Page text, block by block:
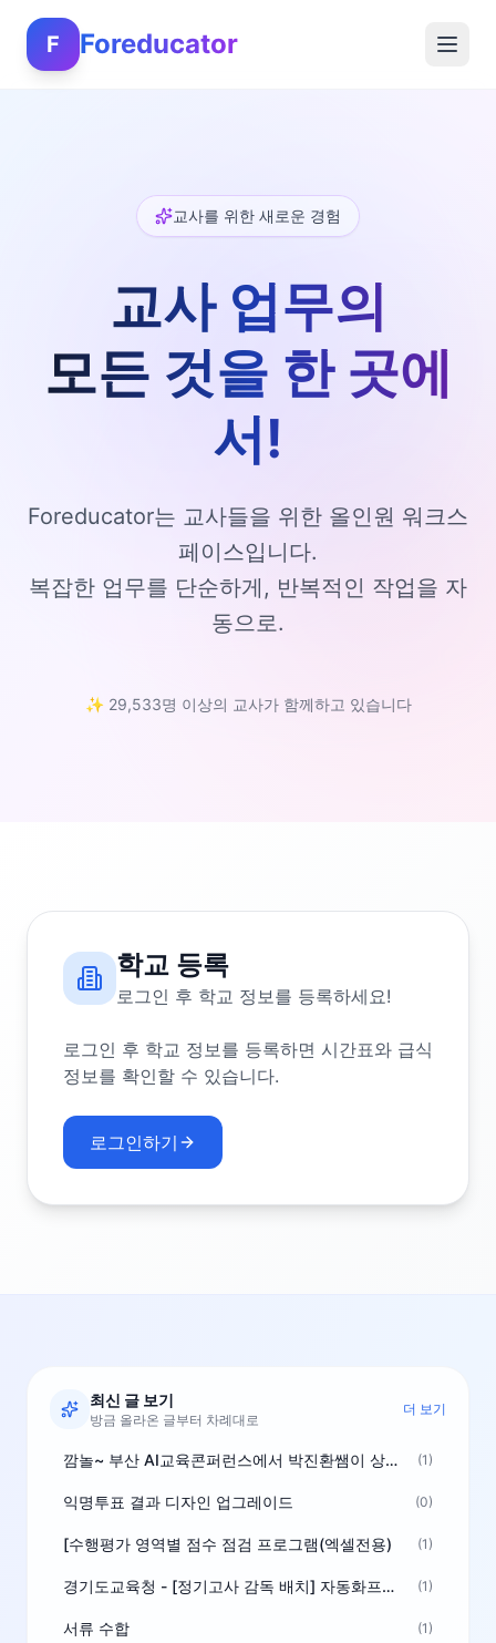
F Foreducator
교사를 위한 새로운 경험
교사 업무의
모든 것을 한 곳에
서!
Foreducator는 교사들을 위한 올인원 워크스
페이스입니다.
복잡한 업무를 단순하게, 반복적인 작업을 자
동으로.
✨ 29,533명 이상의 교사가 함께하고 있습니다
학교 등록
로그인 후 학교 정보를 등록하세요!
로그인 후 학교 정보를 등록하면 시간표와 급식
정보를 확인할 수 있습니다.
로그인하기
최신 글 보기
방금 올라온 글부터 차례대로
더 보기
깜놀~ 부산 AI교육콘퍼런스에서 박진환쌤이 상받으려 나오셨네요~ ^^ (1)
익명투표 결과 디자인 업그레이드 (0)
[수행평가 영역별 점수 점검 프로그램(엑셀전용) (1)
경기도교육청 - [정기고사 감독 배치] 자동화프로그램 보급 (1)
서류 수합 (1)